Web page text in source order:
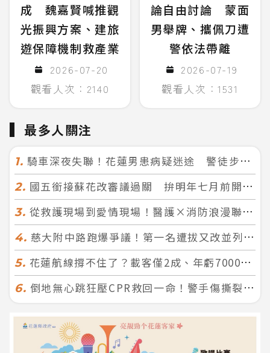
成 魏嘉賢喊推觀
光振興方案、建旅
遊保障機制救產業
2026-07-20
觀看人次：2140
論自由討論 蒙面
男舉牌、攜佩刀遭
警依法帶離
2026-07-19
觀看人次：1531
最多人關注
1. 騎車深夜失聯！花蓮男患病疑迷途 警徒步百米急尋救回一命
2. 國五銜接蘇花改審議過關 拚明年七月前開工！台北花蓮2小時生活圈成形
3. 從救護現場到愛情現場！醫護×消防浪漫聯誼 32人配對成功5對
4. 慈大附中路跑爆爭議！第一名遭拔又改並列 家長怒：難以接受
5. 花蓮航線撐不住了？載客僅2成、年虧7000萬 華信喊：真的快飛不下去
6. 倒地無心跳狂壓CPR救回一命！警手傷撕裂仍不放手 竟救到藝人何篤霖哥哥